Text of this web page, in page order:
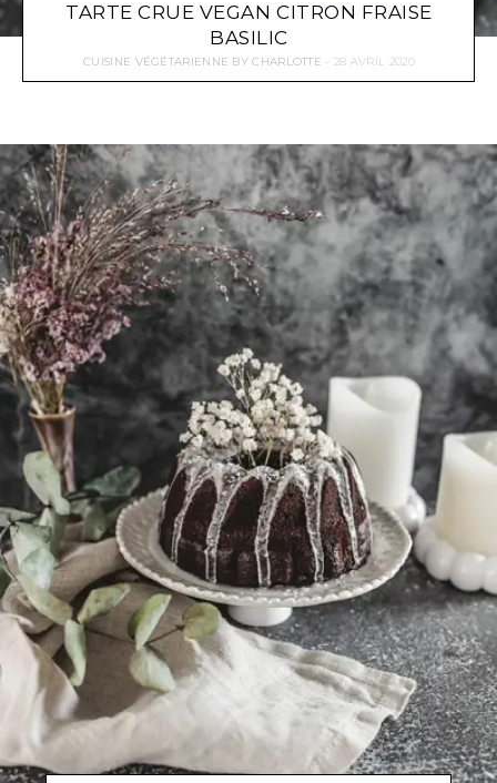
TARTE CRUE VEGAN CITRON FRAISE
BASILIC
CUISINE VÉGÉTARIENNE BYCHARLOTTE 28 AVRIL 2020